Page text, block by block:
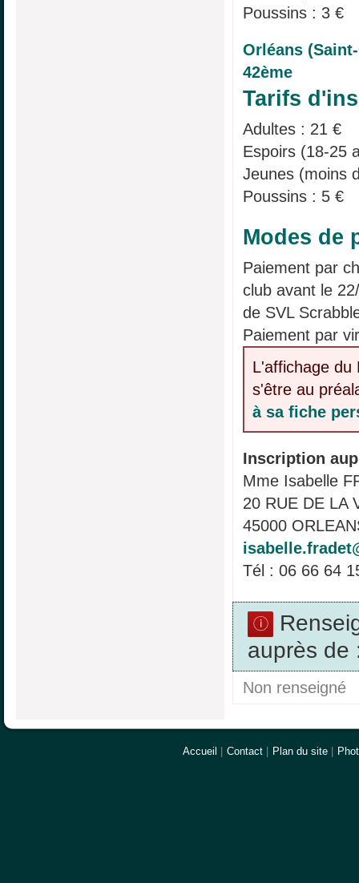
Poussins : 3 €
Orléans
42ème
Tarifs
Adultes : 21 €
Espoirs (18-25
Jeunes (moins
Poussins : 5 €
Modes de
Paiement par
club avant le
de SVL
Paiement par
L'affichage du
s'être au
à sa fiche
Inscription
Mme Isabelle
20 RUE DE LA
45000
Tél : 06 66 64
auprès de
Non renseigné
Accueil Contact Plan du site